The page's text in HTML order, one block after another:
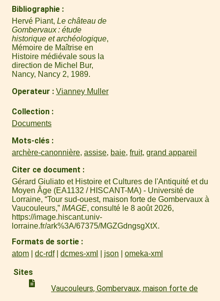
Bibliographie
Hervé Piant, Le château de
Gombervaux : étude
historique et archéologique,
Mémoire de Maîtrise en
Histoire médiévale sous la
direction de Michel Bur,
Nancy, Nancy 2, 1989.
Operateur Vianney Muller
Collection
Documents
Mots-clés
archère-canonnière, assise, baie, fruit, grand appareil
Citer ce document
Gérard Giuliato et Histoire et Cultures de l'Antiquité et du
Moyen Âge (EA1132 / HISCANT-MA) - Université de
Lorraine, “Tour sud-ouest, maison forte de Gombervaux à
Vaucouleurs,” IMAGE, consulté le 8 août 2026,
https://image.hiscant.univ-
lorraine.fr/ark%3A/67375/MGZGdngsgXtX.
Formats de sortie
atom dc-rdf dcmes-xml json omeka-xml
Sites
Vaucouleurs, Gombervaux, maison forte de